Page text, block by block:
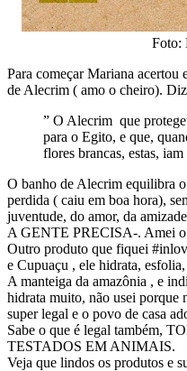
Foto:
Para começar Mariana
de Alecrim ( amo o cheiro).
” O Alecrim que
para o Egito, e que,
flores brancas, estas,
O banho de Alecrim equilibra
perdida ( caiu em boa hora),
juventude, do amor, da
A GENTE PRECISA-. Amei o
Outro produto que fiquei
e Cupuaçu , ele hidrata,
A manteiga da amazônia , e
hidrata muito, não usei porque
super legal e o povo de casa
Sabe o que é legal também,
TESTADOS EM ANIMAIS.
Veja que lindos os produtos e